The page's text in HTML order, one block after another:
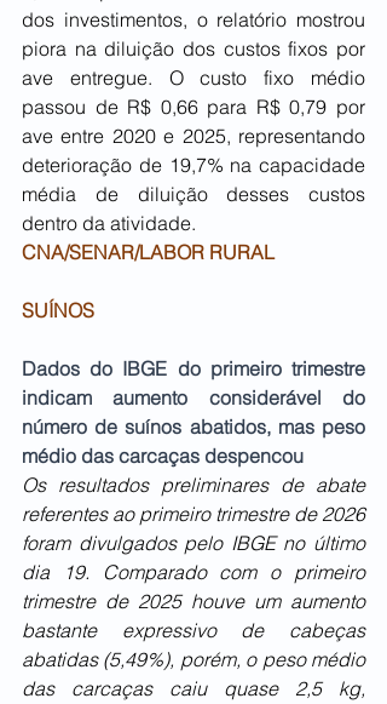
dos investimentos, o relatório mostrou
piora na diluição dos custos fixos por
ave entregue. O custo fixo médio
passou de R$ 0,66 para R$ 0,79 por
ave entre 2020 e 2025, representando
deterioração de 19,7% na capacidade
média de diluição desses custos
dentro da atividade.
CNA/SENAR/LABOR RURAL
SUÍNOS
Dados do IBGE do primeiro trimestre
indicam aumento considerável do
número de suínos abatidos, mas peso
médio das carcaças despencou
Os resultados preliminares de abate
referentes ao primeiro trimestre de 2026
foram divulgados pelo IBGE no último
dia 19. Comparado com o primeiro
trimestre de 2025 houve um aumento
bastante expressivo de cabeças
abatidas (5,49%), porém, o peso médio
das carcaças caiu quase 2,5 kg,